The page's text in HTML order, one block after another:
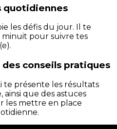
quotidiennes
les défis du jour. Il te
pour suivre tes
conseils pratiques
te présente les résultats
que des astuces
les mettre en place